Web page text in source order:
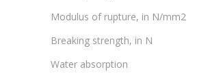
Modulus of rupture, in N/mm2
Breaking strength, in N
Water absorption